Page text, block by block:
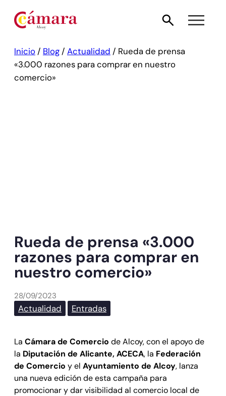
Inicio / Blog / Actualidad / Rueda de prensa
«3.000 razones para comprar en nuestro
comercio»
Rueda de prensa «3.000
razones para comprar en
nuestro comercio»
28/09/2023
Actualidad Entradas
La Cámara de Comercio de Alcoy, con el apoyo de
la Diputación de Alicante, ACECA, la Federación
de Comercio y el Ayuntamiento de Alcoy, lanza
una nueva edición de esta campaña para
promocionar y dar visibilidad al comercio local de